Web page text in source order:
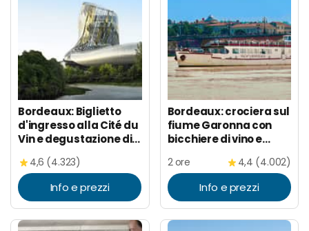
Bordeaux: Biglietto
d'ingresso alla Cité du
Vin e degustazione di
4,6 (4.323)
Info e prezzi
Bordeaux: crociera sul
fiume Garonna con
bicchiere di vino e
2 ore 4,4 (4.002)
Info e prezzi